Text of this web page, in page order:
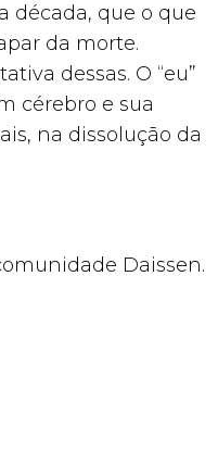
década, que o que
da morte.
dessas. O “eu”
cérebro e sua
na dissolução da
Daissen.